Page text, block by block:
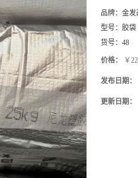
品牌： 金发
型号： 胶袋
货号： 48
价格： ￥
发布日期：
更新日期：